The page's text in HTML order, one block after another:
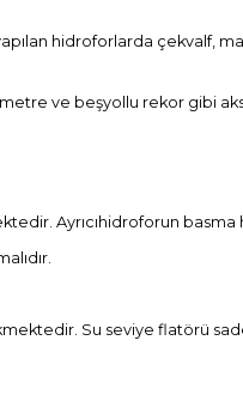
hidroforlarda çekvalf,
ve beşyollu rekor gibi
Ayrıcıhidroforun basma
Su seviye flatörü